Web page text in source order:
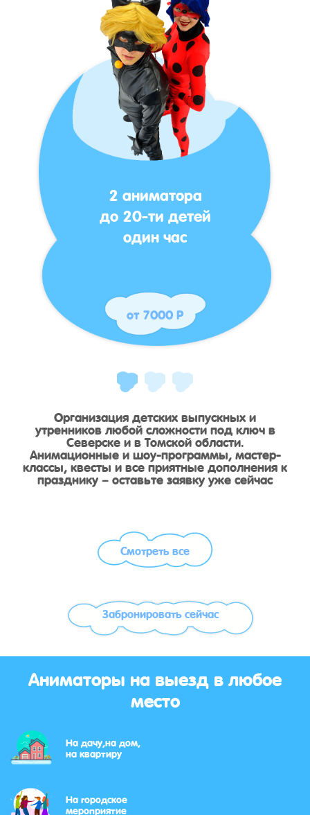
2 аниматора
до 20-ти детей
один час
от 7000 Р
Организация детских выпускных и
утренников любой сложности под ключ в
Северске и в Томской области.
Анимационные и шоу-программы, мастер-
классы, квесты и все приятные дополнения к
празднику – оставьте заявку уже сейчас
Смотреть все
Забронировать сейчас
Аниматоры на выезд в любое
место
На дачу,на дом,
на квартиру
На городское
мероприятие